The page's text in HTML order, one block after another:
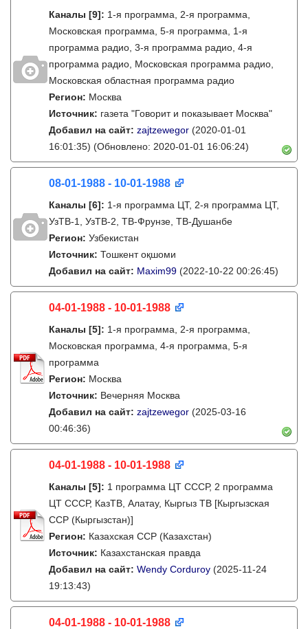
Каналы [9]: 1-я программа, 2-я программа,
Московская программа, 5-я программа, 1-я
программа радио, 3-я программа радио, 4-я
программа радио, Московская программа радио,
Московская областная программа радио
Регион: Москва
Источник: газета "Говорит и показывает Москва"
Добавил на сайт: zajtzewegor (2020-01-01
16:01:35) (Обновлено: 2020-01-01 16:06:24)
08-01-1988 - 10-01-1988
Каналы [6]: 1-я программа ЦТ, 2-я программа ЦТ,
УзТВ-1, УзТВ-2, ТВ-Фрунзе, ТВ-Душанбе
Регион: Узбекистан
Источник: Тошкент оқшоми
Добавил на сайт: Maxim99 (2022-10-22 00:26:45)
04-01-1988 - 10-01-1988
Каналы [5]: 1-я программа, 2-я программа,
Московская программа, 4-я программа, 5-я
программа
Регион: Москва
Источник: Вечерняя Москва
Добавил на сайт: zajtzewegor (2025-03-16
00:46:36)
04-01-1988 - 10-01-1988
Каналы [5]: 1 программа ЦТ СССР, 2 программа
ЦТ СССР, КазТВ, Алатау, Кыргыз ТВ [Кыргызская
ССР (Кыргызстан)]
Регион: Казахская ССР (Казахстан)
Источник: Казахстанская правда
Добавил на сайт: Wendy Corduroy (2025-11-24
19:13:43)
04-01-1988 - 10-01-1988